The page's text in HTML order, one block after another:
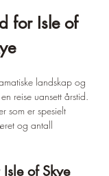
for Isle of
landskap og
reise uansett årstid.
som er spesielt
og antall
of Skye